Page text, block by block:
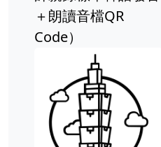
＋朗讀音檔QR
Code）